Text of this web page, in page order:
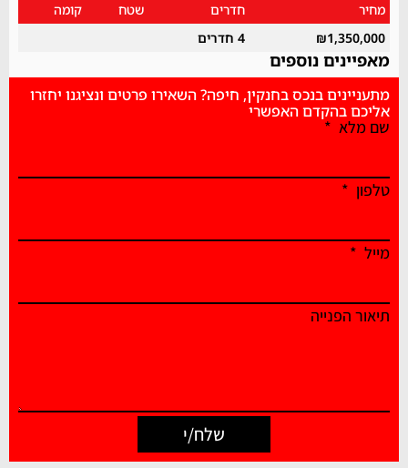
מחיר חדרים שטח
קומה
₪1,350,000
4 חדרים
מאפיינים נוספים
מתעניינים בנכס בחנקין, חיפה? השאירו פרטים ונציגנו יחזרו
אליכם בהקדם האפשרי
שם מלא
טלפון
מייל
תיאור הפנייה
שלח/י